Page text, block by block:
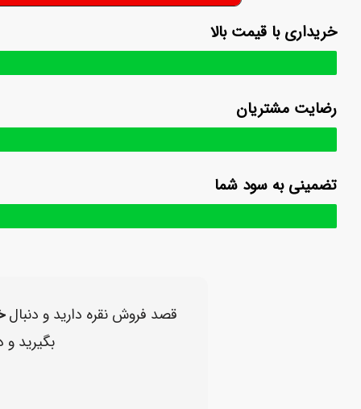
خریداری با قیمت بالا
رضایت مشتریان
تضمینی به سود شما
قصد فروش نقره دارید و دنبال
بگیرید و